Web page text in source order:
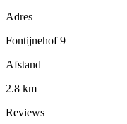
Adres
Fontijnehof 9
Afstand
2.8 km
Reviews